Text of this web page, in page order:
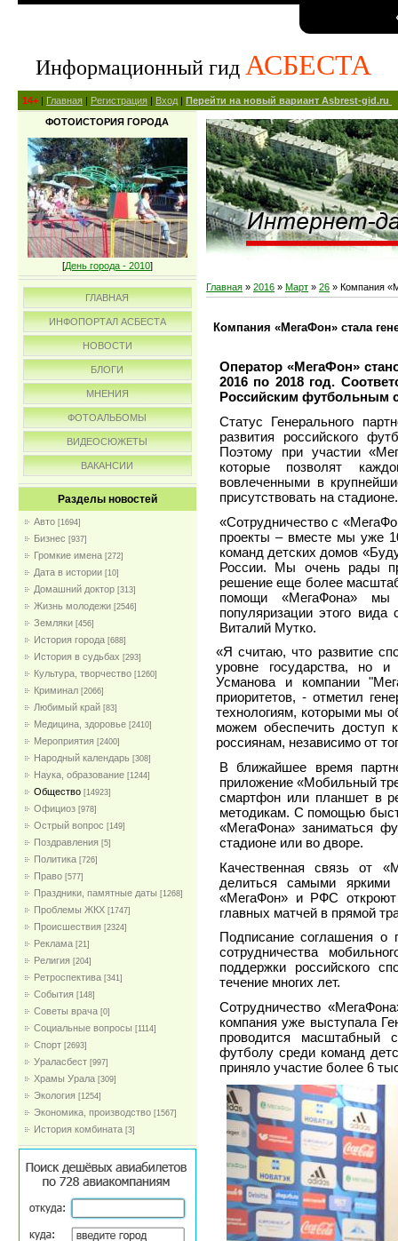
Информационный гид АСБЕСТА
14+ | Главная | Регистрация | Вход | Перейти на новый вариант Asbrest-gid.ru
ФОТОИСТОРИЯ ГОРОДА
[День города - 2010]
ГЛАВНАЯ
ИНФОПОРТАЛ АСБЕСТА
НОВОСТИ
БЛОГИ
МНЕНИЯ
ФОТОАЛЬБОМЫ
ВИДЕОСЮЖЕТЫ
ВАКАНСИИ
Разделы новостей
Авто [1694]
Бизнес [937]
Громкие имена [272]
Дата в истории [10]
Домашний доктор [313]
Жизнь молодежи [2546]
Земляки [456]
История города [688]
История в судьбах [293]
Культура, творчество [1260]
Криминал [2066]
Любимый край [83]
Медицина, здоровье [2410]
Мероприятия [2400]
Народный календарь [308]
Наука, образование [1244]
Общество [14923]
Официоз [978]
Острый вопрос [149]
Поздравления [5]
Политика [726]
Право [577]
Праздники, памятные даты [1268]
Проблемы ЖКХ [1747]
Проиcшествия [2324]
Реклама [21]
Религия [204]
Ретроспектива [341]
События [148]
Советы врача [0]
Социальные вопросы [1114]
Спорт [2693]
Ураласбест [997]
Храмы Урала [309]
Экология [1254]
Экономика, производство [1567]
История комбината [3]
Главная » 2016 » Март » 26 » Компания
Компания «МегаФон» стала
Оператор «МегаФон»
2016 по 2018 год.
Российским футбольным
Статус Генерального
развития российского
Поэтому при участии
которые позволят
вовлеченными в
присутствовать на стадионе.
«Сотрудничество с
проекты – вместе мы уже
команд детских домов
России. Мы очень рады
решение еще более
помощи «МегаФона» мы
популяризации этого
Виталий Мутко.
«Я считаю, что развитие
уровне государства, но
Усманова и компании
приоритетов, - отметил
технологиям, которыми мы
можем обеспечить доступ
россиянам, независимо от
В ближайшее время
приложение «Мобильный
смартфон или планшет в
методикам. С помощью
«МегаФона» заниматься
стадионе или во дворе.
Качественная связь от
делиться самыми
«МегаФон» и РФС
главных матчей в прямой
Подписание соглашения о
сотрудничества
поддержки российского
течение многих лет.
Сотрудничество
компания уже выступала
проводится масштабный
футболу среди команд
приняло участие более 6